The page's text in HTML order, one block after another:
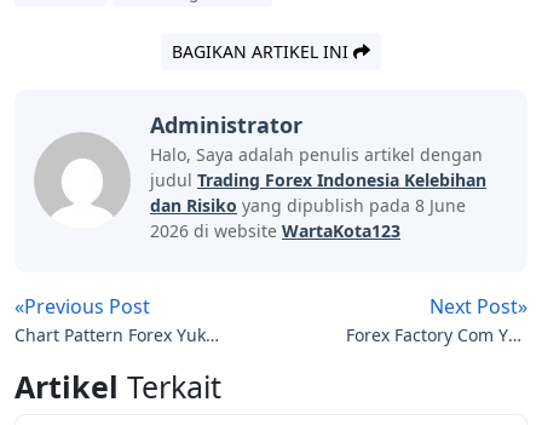
BAGIKAN ARTIKEL INI
Administrator
Halo, Saya adalah penulis artikel dengan
judul Trading Forex Indonesia Kelebihan
dan Risiko yang dipublish pada 8 June
2026 di website WartaKota123
«Previous Post
Chart Pattern Forex Yuk
Next Post»
Forex Factory Com Yuk
Artikel Terkait